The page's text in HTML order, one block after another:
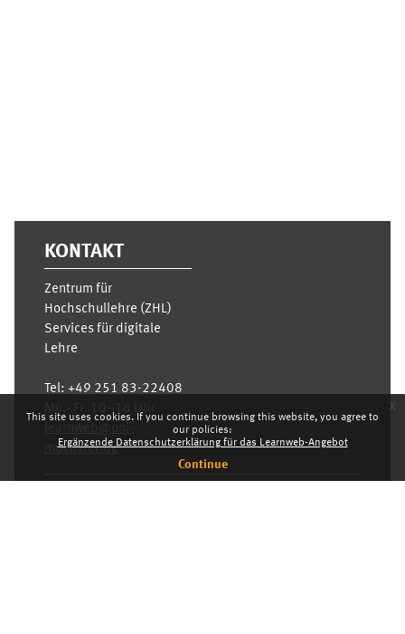
This site uses cookies. If you continue browsing this website, you agree to
our policies:
Ergänzende Datenschutzerklärung für das Learnweb-Angebot
Continue
x
KONTAKT
Zentrum für
Hochschullehre (ZHL)
Services für digitale
Lehre
Tel: +49 251 83-22408
muenster.de